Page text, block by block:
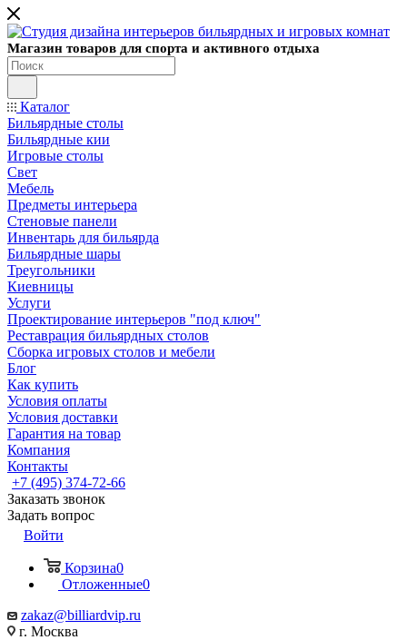
Магазин товаров для спорта и активного отдыха
Каталог
Бильярдные столы
Бильярдные кии
Игровые столы
Свет
Мебель
Предметы интерьера
Стеновые панели
Инвентарь для бильярда
Бильярдные шары
Треугольники
Киевницы
Услуги
Проектирование интерьеров "под ключ"
Реставрация бильярдных столов
Сборка игровых столов и мебели
Блог
Как купить
Условия оплаты
Условия доставки
Гарантия на товар
Компания
Контакты
+7 (495) 374-72-66
Заказать звонок
Задать вопрос
Войти
Корзина0
Отложенные0
zakaz@billiardvip.ru
г. Москва